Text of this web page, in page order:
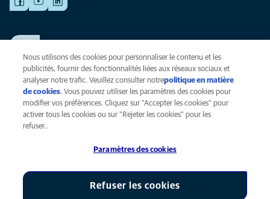
Voir nos offres d'emploi
Vie privée
Légal
Cookies
AniCura est une filiale de Mars, Inc © 2026
Nous utilisons des cookies pour personnaliser le contenu et les
publicités, fournir des fonctionnalités liées aux réseaux sociaux et
analyser notre trafic. Veuillez consulter notrepolitique en matière
de cookies(opens in a new tab)
. Vous pouvez utiliser les paramètres des cookies pour
modifier vos préférences. Cliquez sur "Accepter les cookies" pour
activer tous les cookies ou sur "Rejeter les cookies" pour les
refuser..
Paramètres des cookies
Refuser les cookies